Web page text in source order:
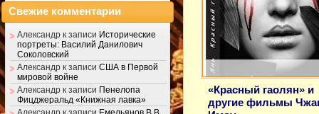
«Красный гаолян» и
другие фильмы
Свежие комментарии
Александр к записи Исторические
портреты: Василий Данилович
Соколовский
Александр к записи США в Первой
мировой войне
Александр к записи Пенелопа
Фицджеральд «Книжная лавка»